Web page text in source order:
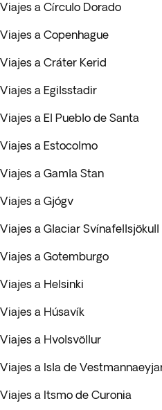
Viajes a Círculo Dorado
Viajes a Copenhague
Viajes a Cráter Kerid
Viajes a Egilsstadir
Viajes a El Pueblo de Santa
Viajes a Estocolmo
Viajes a Gamla Stan
Viajes a Gjógv
Viajes a Glaciar Svínafellsjökull
Viajes a Gotemburgo
Viajes a Helsinki
Viajes a Húsavík
Viajes a Hvolsvöllur
Viajes a Isla de
Viajes a Itsmo de Curonia